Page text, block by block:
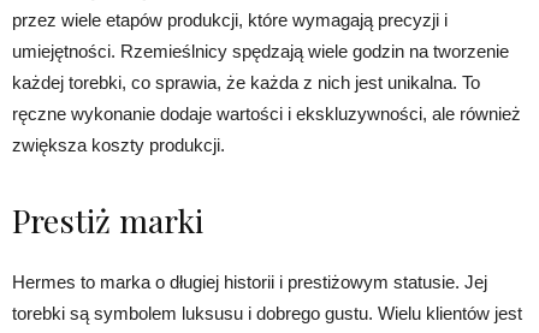
przez wiele etapów produkcji, które wymagają precyzji i
umiejętności. Rzemieślnicy spędzają wiele godzin na tworzenie
każdej torebki, co sprawia, że ​​każda z nich jest unikalna. To
ręczne wykonanie dodaje wartości i ekskluzywności, ale również
zwiększa koszty produkcji.
Prestiż marki
Hermes to marka o długiej historii i prestiżowym statusie. Jej
torebki są symbolem luksusu i dobrego gustu. Wielu klientów jest